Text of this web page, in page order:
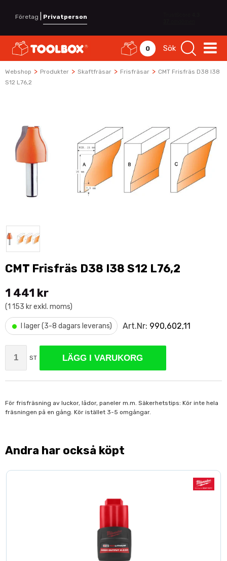
Företag Privatperson
0 Sök
Webshop > Produkter > Skaftfräsar > Frisfräsar > CMT Frisfräs D38 I38
S12 L76,2
CMT Frisfräs D38 I38 S12 L76,2
1 441 kr
(1 153 kr exkl. moms)
• I lager (3-8 dagars leverans) Art.Nr: 990,602,11
ST LÄGG I VARUKORG
För frisfräsning av luckor, lådor, paneler m.m. Säkerhetstips: Kör inte hela
fräsningen på en gång. Kör istället 3-5 omgångar.
Andra har också köpt